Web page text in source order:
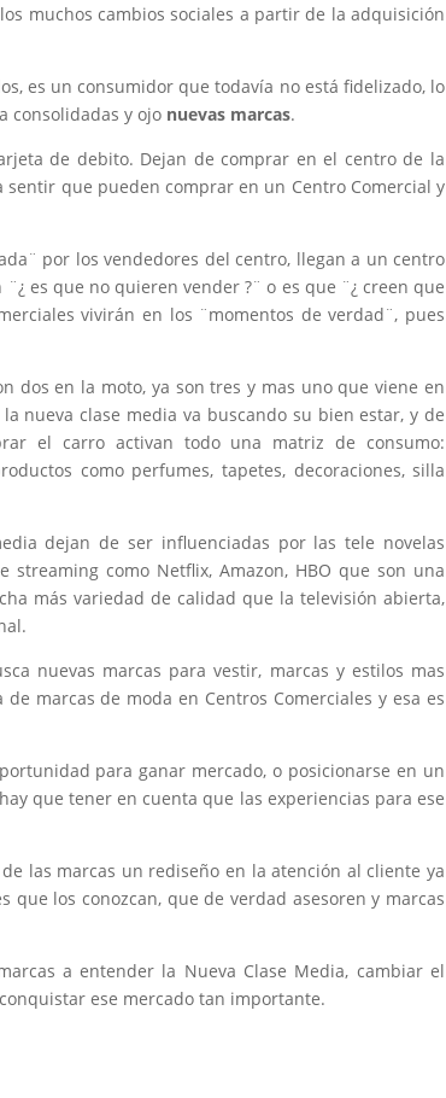
muchos cambios sociales a partir de la adquisición
es un consumidor que todavía no está fidelizado, lo
consolidadas y ojo nuevas marcas.
de debito. Dejan de comprar en el centro de la
que pueden comprar en un Centro Comercial y
por los vendedores del centro, llegan a un centro
es que no quieren vender ?¨ o es que ¨¿ creen que
vivirán en los ¨momentos de verdad¨, pues
dos en la moto, ya son tres y mas uno que viene en
nueva clase media va buscando su bien estar, y de
el carro activan todo una matriz de consumo:
como perfumes, tapetes, decoraciones, silla
dejan de ser influenciadas por las tele novelas
como Netflix, Amazon, HBO que son una
más variedad de calidad que la televisión abierta,
nuevas marcas para vestir, marcas y estilos mas
marcas de moda en Centros Comerciales y esa es
para ganar mercado, o posicionarse en un
que tener en cuenta que las experiencias para ese
las marcas un rediseño en la atención al cliente ya
que los conozcan, que de verdad asesoren y marcas
a entender la Nueva Clase Media, cambiar el
ese mercado tan importante.